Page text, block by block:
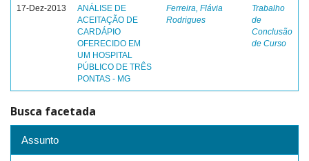
17-Dez-2013
ANÁLISE DE
ACEITAÇÃO DE
CARDÁPIO
OFERECIDO EM
UM HOSPITAL
PÚBLICO DE TRÊS
PONTAS - MG
Ferreira, Flávia
Rodrigues
Trabalho
de
Conclusão
de Curso
Busca facetada
Assunto